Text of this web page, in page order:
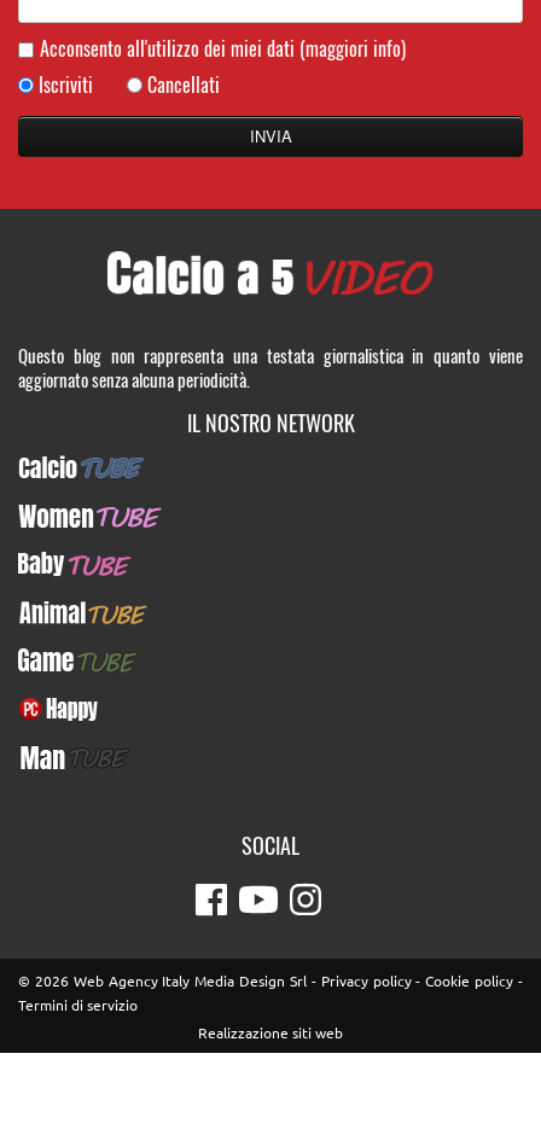
Acconsento all'utilizzo dei miei dati (maggiori info)
Iscriviti
Cancellati
Questo blog non rappresenta una testata giornalistica in quanto viene
aggiornato senza alcuna periodicità.
IL NOSTRO NETWORK
SOCIAL
© 2026 Web Agency Italy Media Design Srl - Privacy policy-Cookie policy -
Termini di servizio
Realizzazione siti web